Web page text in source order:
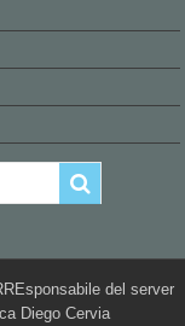
del server
Diego Cervia